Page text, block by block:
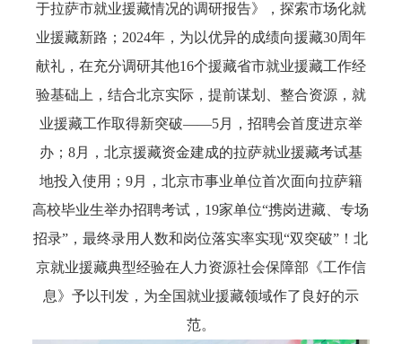
于拉萨市就业援藏情况的调研报告》，探索市场化就
业援藏新路；2024年，为以优异的成绩向援藏30周年
献礼，在充分调研其他16个援藏省市就业援藏工作经
验基础上，结合北京实际，提前谋划、整合资源，就
业援藏工作取得新突破——5月，招聘会首度进京举
办；8月，北京援藏资金建成的拉萨就业援藏考试基
地投入使用；9月，北京市事业单位首次面向拉萨籍
高校毕业生举办招聘考试，19家单位“携岗进藏、专场
招录”，最终录用人数和岗位落实率实现“双突破”！北
京就业援藏典型经验在人力资源社会保障部《工作信
息》予以刊发，为全国就业援藏领域作了良好的示
范。